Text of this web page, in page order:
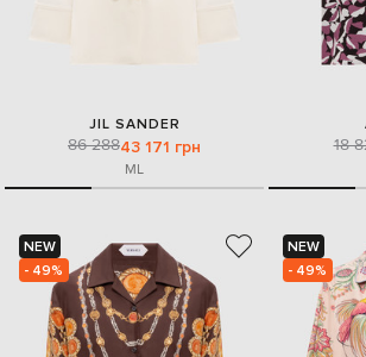
JIL SANDER
86 28843 171 грн
ML
18
NEW
- 49%
NEW
- 49%